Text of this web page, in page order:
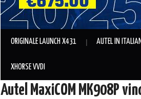
ORIGINALE LAUNCH X431 AUTEL IN
XHORSE VVDI
Autel MaxiCOM MK908P